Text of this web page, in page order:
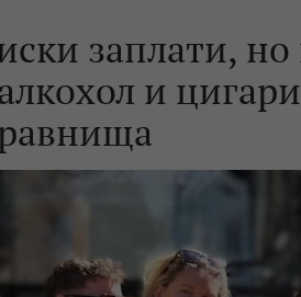
ИМОТИ
заплати,
и